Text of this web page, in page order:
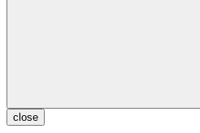
close